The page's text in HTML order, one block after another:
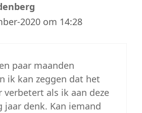
2020 om 14:28
paar maanden
ik kan zeggen dat het
als ik aan deze
jaar denk. Kan iemand